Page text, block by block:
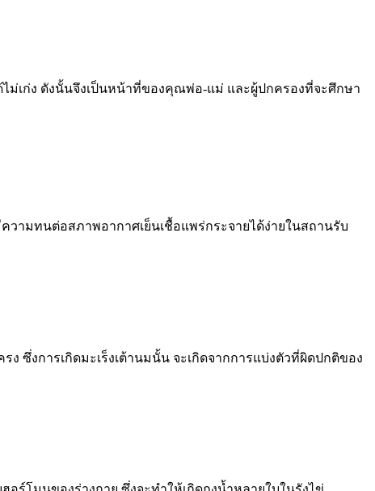
ไม่เก่ง ดังนั้นจึงเป็นหน้าที่ของคุณพ่อ-แม่ และผู้ปกครองที่จะศึกษา
วามทนต่อสภาพอากาศเย็นเชื้อแพร่กระจายได้ง่ายในสถานรับ
ซึ่งการเกิดมะเร็งเต้านมนั้น จะเกิดจากการแบ่งตัวที่ผิดปกติของ